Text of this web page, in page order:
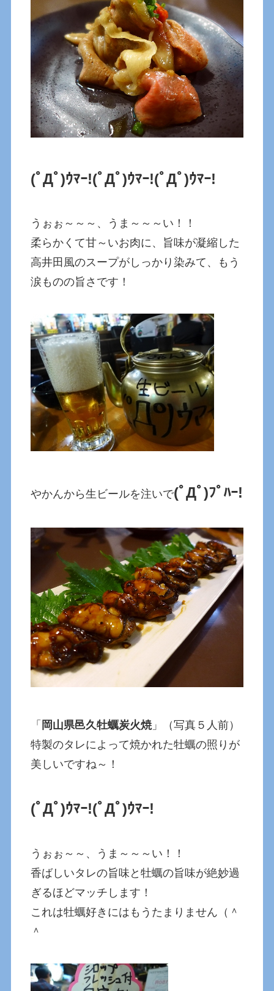
(ﾟДﾟ)ｳﾏｰ!(ﾟДﾟ)ｳﾏｰ!(ﾟДﾟ)ｳﾏｰ!
うぉぉ～～～、うま～～～い！！
柔らかくて甘～いお肉に、旨味が凝縮した
高井田風のスープがしっかり染みて、もう
涙ものの旨さです！
やかんから生ビールを注いで(ﾟДﾟ)ﾌﾟﾊｰ!
「 岡山県邑久牡蠣炭火焼 」（写真５人前）
特製のタレによって焼かれた牡蠣の照りが
美しいですね～！
(ﾟДﾟ)ｳﾏｰ!(ﾟДﾟ)ｳﾏｰ!
うぉぉ～～、うま～～～い！！
香ばしいタレの旨味と牡蠣の旨味が絶妙過
ぎるほどマッチします！
これは牡蠣好きにはもうたまりません（＾
＾